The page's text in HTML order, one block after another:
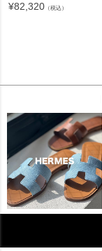
¥82,320 （税込）